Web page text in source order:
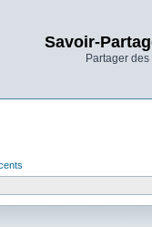
Savoir-
Partager